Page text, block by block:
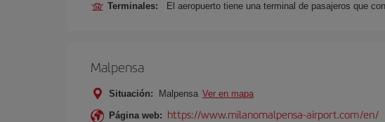
Terminales: El aeropuerto tiene una terminal de pasajeros que
Malpensa
Situación: Malpensa Ver en mapa
Página web: https://www.milanomalpensa-airport.com/en/